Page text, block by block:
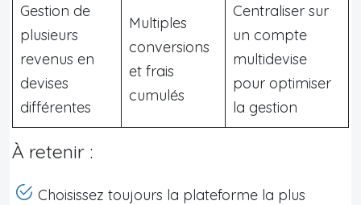
Gestion de
plusieurs
revenus en
devises
différentes
Multiples
conversions
et frais
cumulés
Centraliser sur
un compte
multidevise
pour optimiser
la gestion
À retenir :
Choisissez toujours la plateforme la plus